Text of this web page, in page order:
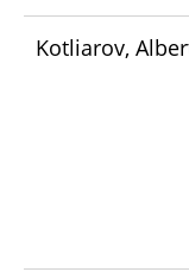
Kotliarov,